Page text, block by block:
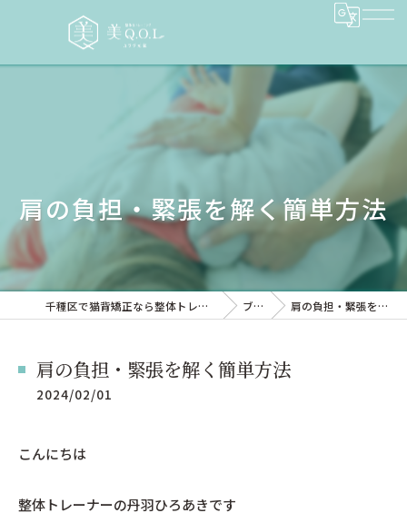
肩の負担・緊張を解く簡単方法
千種区で猫背矯正なら整体トレーニングサロン 美QOL ブログ 肩の負担・緊張を解く簡単方法
肩の負担・緊張を解く簡単方法
2024/02/01
こんにちは
整体トレーナーの丹羽ひろあきです